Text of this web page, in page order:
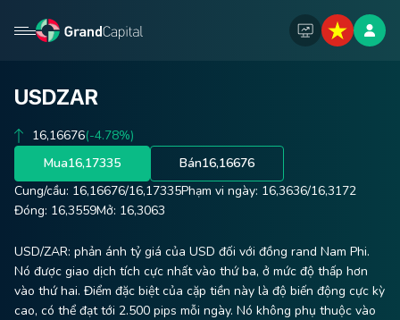
USDZAR
16,16676(-4.78%)
Mua16,17335 Bán16,16676
Cung/cầu: 16,16676/16,17335Phạm vi ngày: 16,3636/16,3172
Đóng: 16,3559Mở: 16,3063
USD/ZAR: phản ánh tỷ giá của USD đối với đồng rand Nam Phi.
Nó được giao dịch tích cực nhất vào thứ ba, ở mức độ thấp hơn
vào thứ hai. Điểm đặc biệt của cặp tiền này là độ biến động cực kỳ
cao, có thể đạt tới 2.500 pips mỗi ngày. Nó không phụ thuộc vào